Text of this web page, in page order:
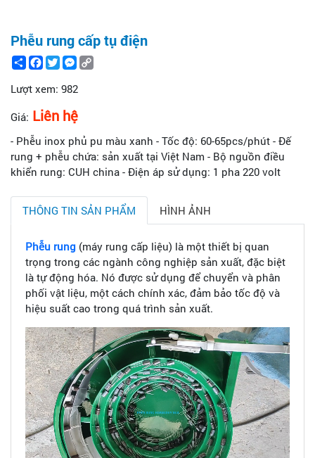
Phễu rung cấp tụ điện
ShareFacebook
TwitterMessenger
Lượt xem: 982
Giá: Liên hệ
- Phễu inox phủ pu màu xanh - Tốc độ: 60-65pcs/phút - Đế
rung + phễu chứa: sản xuất tại Việt Nam - Bộ nguồn điều
khiển rung: CUH china - Điện áp sử dụng: 1 pha 220 volt
THÔNG TIN SẢN PHẨM HÌNH ẢNH
Phễu rung (máy rung cấp liệu) là một thiết bị quan
trọng trong các ngành công nghiệp sản xuất, đặc biệt
là tự động hóa. Nó được sử dụng để chuyển và phân
phối vật liệu, một cách chính xác, đảm bảo tốc độ và
hiệu suất cao trong quá trình sản xuất.